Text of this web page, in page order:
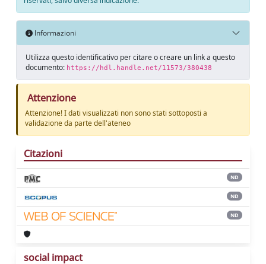
Informazioni
Utilizza questo identificativo per citare o creare un link a questo
documento: https://hdl.handle.net/11573/380438
Attenzione
Attenzione! I dati visualizzati non sono stati sottoposti a
validazione da parte dell'ateneo
Citazioni
ND
ND
ND
social impact